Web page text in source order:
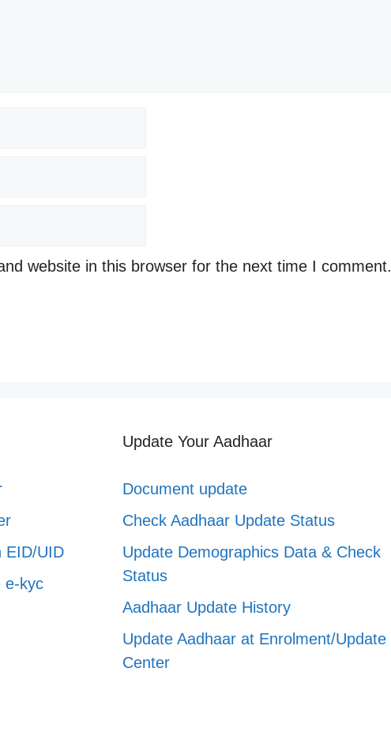
website in this browser for the next time I comment.
EID/UID
e-kyc
Update Your Aadhaar
Document update
Check Aadhaar Update Status
Update Demographics Data & Check
Status
Aadhaar Update History
Update Aadhaar at Enrolment/Update
Center